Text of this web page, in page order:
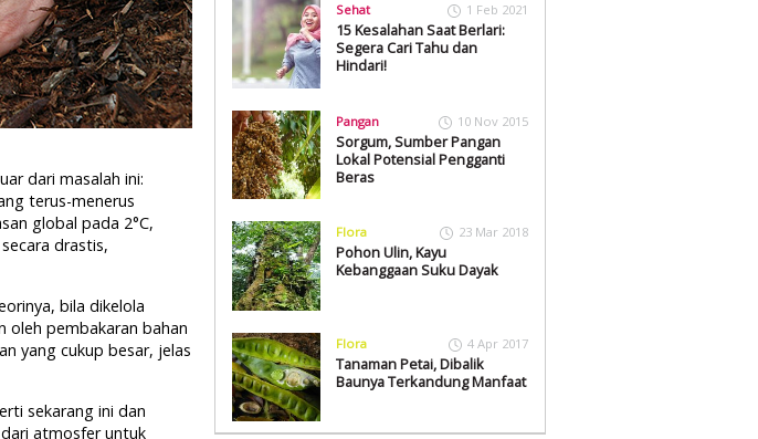
dari masalah ini:
terus-menerus
global pada 2°C,
drastis,
bila dikelola
oleh pembakaran bahan
yang cukup besar, jelas
sekarang ini dan
atmosfer untuk
Sehat 1 Feb 2021
15 Kesalahan Saat Berlari:
Segera Cari Tahu dan
Hindari!
Pangan 10 Nov 2015
Sorgum, Sumber Pangan
Lokal Potensial Pengganti
Beras
Flora 23 Mar 2018
Pohon Ulin, Kayu
Kebanggaan Suku Dayak
Flora 4 Apr 2017
Tanaman Petai, Dibalik
Baunya Terkandung Manfaat